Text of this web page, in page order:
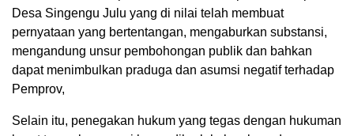
Desa Singengu Julu yang di nilai telah membuat
pernyataan yang bertentangan, mengaburkan substansi,
mengandung unsur pembohongan publik dan bahkan
dapat menimbulkan praduga dan asumsi negatif terhadap
Pemprov,
Selain itu, penegakan hukum yang tegas dengan hukuman